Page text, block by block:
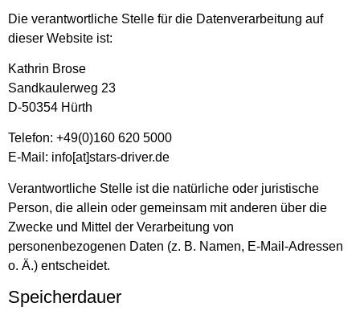
Die verantwortliche Stelle für die Datenverarbeitung auf
dieser Website ist:
Kathrin Brose
Sandkaulerweg 23
D-50354 Hürth
Telefon: +49(0)160 620 5000
E-Mail: info[at]stars-driver.de
Verantwortliche Stelle ist die natürliche oder juristische
Person, die allein oder gemeinsam mit anderen über die
Zwecke und Mittel der Verarbeitung von
personenbezogenen Daten (z. B. Namen, E-Mail-Adressen
o. Ä.) entscheidet.
Speicherdauer